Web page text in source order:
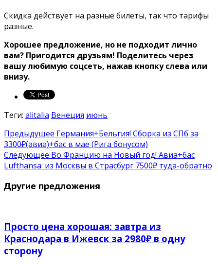
Скидка действует на разные билеты, так что тарифы
разные.
Хорошее предложение, но не подходит лично
вам? Пригодится друзьям! Поделитесь через
вашу любимую соцсеть, нажав кнопку слева или
внизу.
Теги: alitalia Венеция июнь
Предыдущее Германия+Бельгия! Сборка из СПб за
3300₽(авиа)+бас в мае (Рига бонусом)
Следующее Во Францию на Новый год! Авиа+бас
Lufthansa: из Москвы в Страсбург 7500₽ туда-обратно
Другие предложения
Просто цена хорошая: завтра из
Краснодара в Ижевск за 2980₽ в одну
сторону